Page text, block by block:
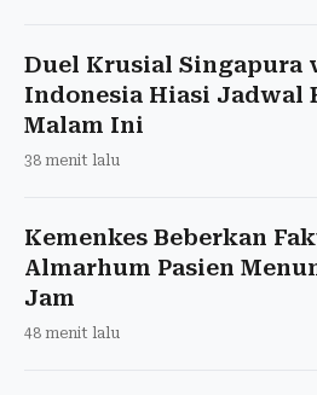
Duel Krusial Singapura
Indonesia Hiasi Jadwal
Malam Ini
38 menit lalu
Kemenkes Beberkan
Almarhum Pasien
Jam
48 menit lalu